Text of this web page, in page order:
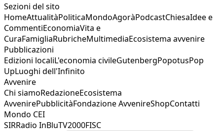
Sezioni del sito
HomeAttualitàPoliticaMondoAgoràPodcastChiesaIdee e
CommentiEconomiaVita e
CuraFamigliaRubricheMultimediaEcosistema avvenire
Pubblicazioni
Edizioni localiL'economia civileGutenbergPopotusPop
UpLuoghi dell'Infinito
Avvenire
Chi siamoRedazioneEcosistema
AvvenirePubblicitàFondazione AvvenireShopContatti
Mondo CEI
SIRRadio InBluTV2000FISC